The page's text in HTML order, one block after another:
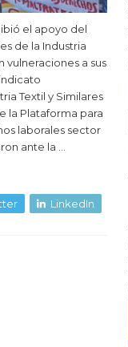
el apoyo del
de la Industria
vulneraciones a sus
Textil y Similares
la Plataforma para
laborales sector
ante la …
LinkedIn